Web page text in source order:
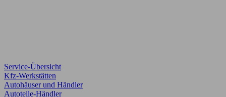
Service-Übersicht
Kfz-Werkstätten
Autohäuser und Händler
Autoteile-Händler